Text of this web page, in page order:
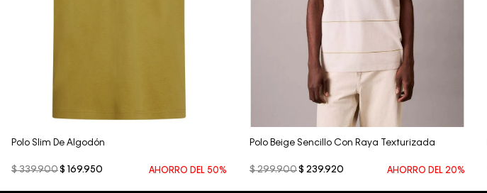
Polo Slim De Algodón
$ 339.900$ 169.950 AHORRO DEL 50%
Vista Rápida
Polo Beige Sencillo Con Raya Texturizada
$ 299.900$ 239.920 AHORRO DEL 20%